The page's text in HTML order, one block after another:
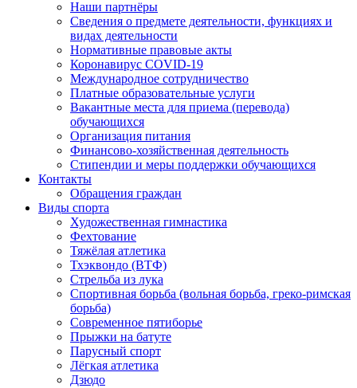
Наши партнёры
Сведения о предмете деятельности, функциях и
видах деятельности
Нормативные правовые акты
Коронавирус COVID-19
Международное сотрудничество
Платные образовательные услуги
Вакантные места для приема (перевода)
обучающихся
Организация питания
Финансово-хозяйственная деятельность
Стипендии и меры поддержки обучающихся
Контакты
Обращения граждан
Виды спорта
Художественная гимнастика
Фехтование
Тяжёлая атлетика
Тхэквондо (ВТФ)
Стрельба из лука
Спортивная борьба (вольная борьба, греко-римская
борьба)
Современное пятиборье
Прыжки на батуте
Парусный спорт
Лёгкая атлетика
Дзюдо